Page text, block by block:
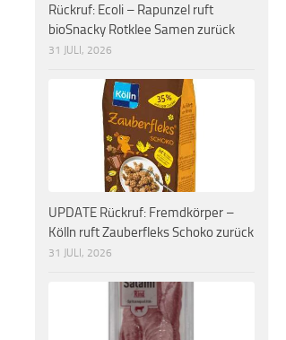
Rückruf: Ecoli – Rapunzel ruft
bioSnacky Rotklee Samen zurück
31 JULI, 2026
UPDATE Rückruf: Fremdkörper –
Kölln ruft Zauberfleks Schoko zurück
31 JULI, 2026